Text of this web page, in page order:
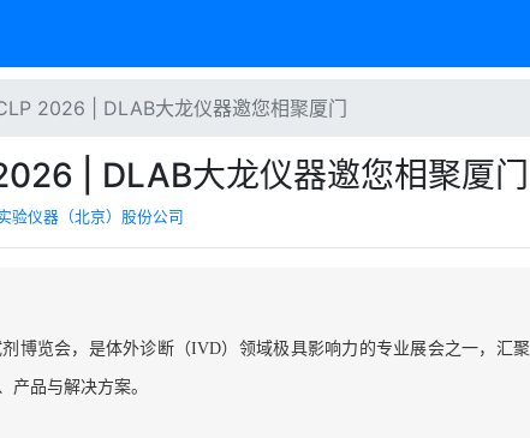
2026 | DLAB大龙仪器邀您相聚厦门
| DLAB大龙仪器邀您相聚厦门
验仪器（北京）股份公司
博览会，是体外诊断（IVD）领域极具影响力的专业展会之一，汇聚
产品与解决方案。